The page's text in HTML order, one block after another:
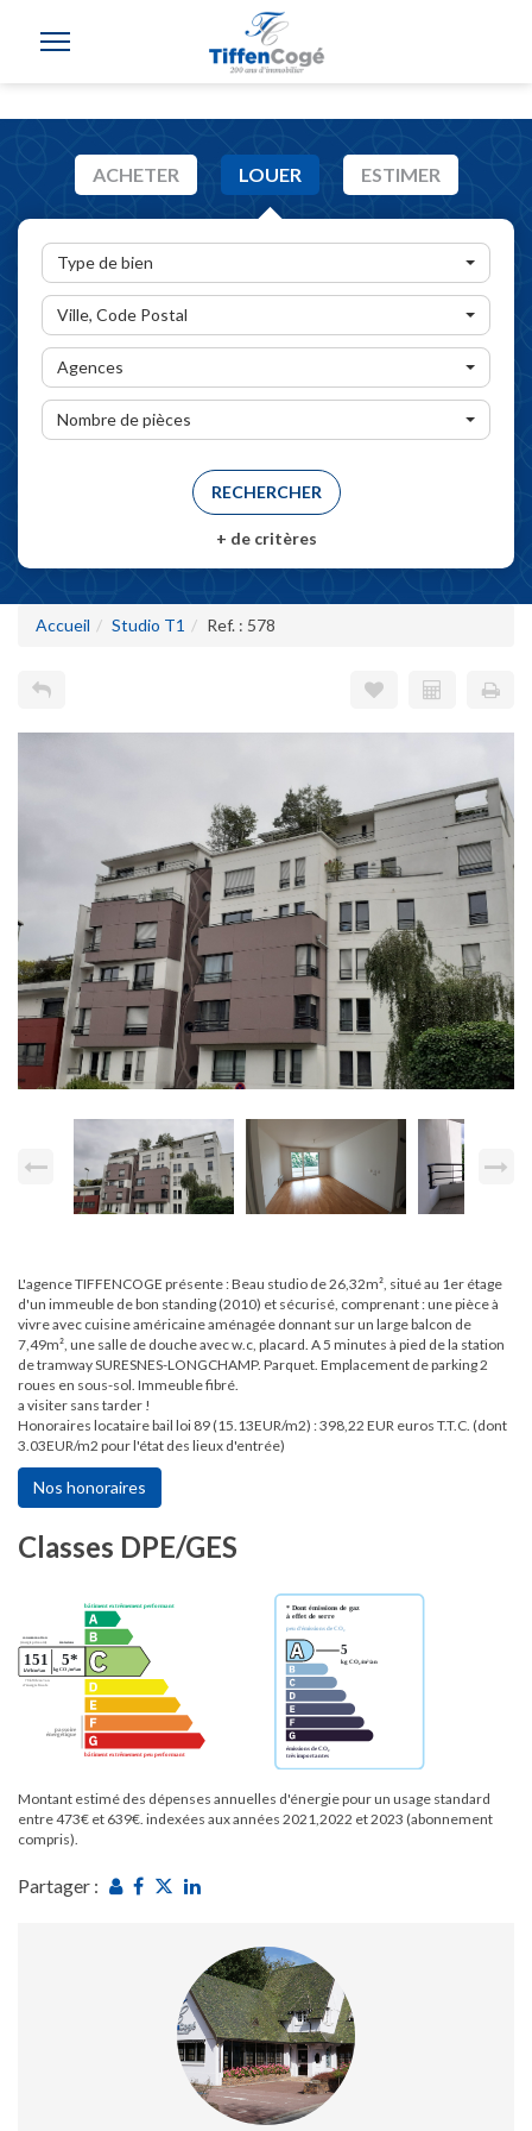
ACHETER LOUER ESTIMER
Type de bien
Ville, Code Postal
Agences
Nombre de pièces
+ de critères
Accueil Studio T1 Ref. : 578
L'agence TIFFENCOGE présente : Beau studio de 26,32m², situé au 1er étage
d'un immeuble de bon standing (2010) et sécurisé, comprenant : une pièce à
vivre avec cuisine américaine aménagée donnant sur un large balcon de
7,49m², une salle de douche avec w.c, placard. A 5 minutes à pied de la station
de tramway SURESNES-LONGCHAMP. Parquet. Emplacement de parking 2
roues en sous-sol. Immeuble fibré.
a visiter sans tarder !
Honoraires locataire bail loi 89 (15.13EUR/m2) : 398,22 EUR euros T.T.C. (dont
3.03EUR/m2 pour l'état des lieux d'entrée)
Nos honoraires
Classes DPE/GES
Montant estimé des dépenses annuelles d'énergie pour un usage standard
entre 473€ et 639€. indexées aux années 2021,2022 et 2023 (abonnement
compris).
Partager :